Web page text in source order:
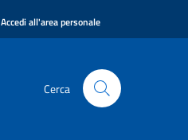
Accedi all'area personale
Cerca